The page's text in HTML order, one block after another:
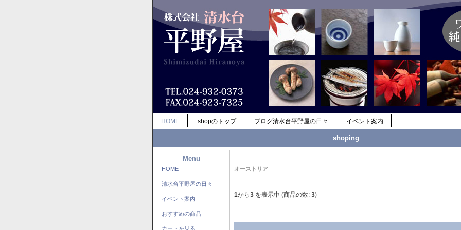
HOME shopのトップ ブログ清水台平野屋の日々 イベント案内
shoping
Menu
HOME
清水台平野屋の日々
イベント案内
おすすめの商品
カートを見る
オーストリア
1から3 を表示中 (商品の数: 3)